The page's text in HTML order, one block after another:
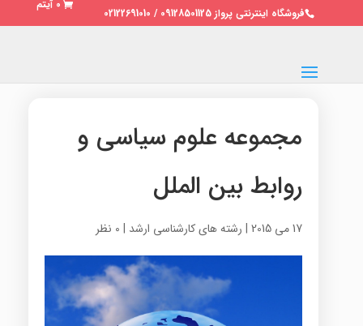
فروشگاه اینترنتی پرواز 09128501125 / 02122691010
0 آیتم
مجموعه علوم سیاسی و
روابط بین الملل
17 می 2015 | رشته های کارشناسی ارشد | 0 نظر